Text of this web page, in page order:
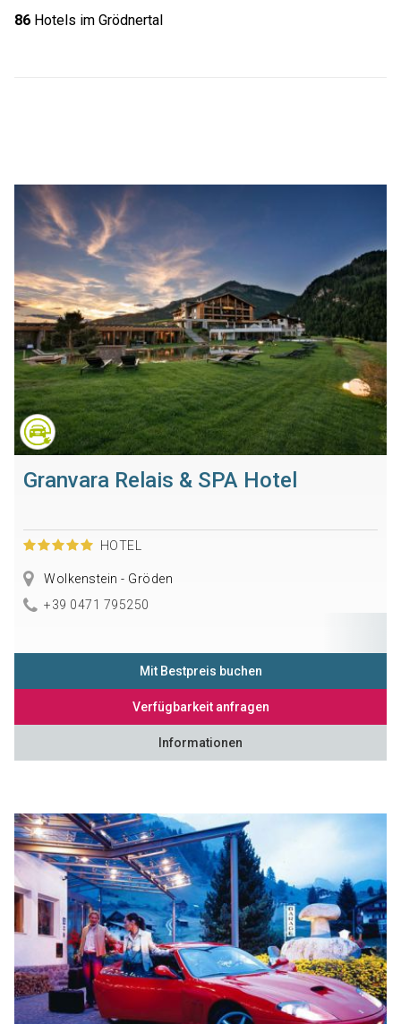
86Hotels im Grödnertal
Granvara Relais & SPA Hotel
HOTEL
Wolkenstein - Gröden
+39 0471 795250
Mit Bestpreis buchen
Verfügbarkeit anfragen
Informationen